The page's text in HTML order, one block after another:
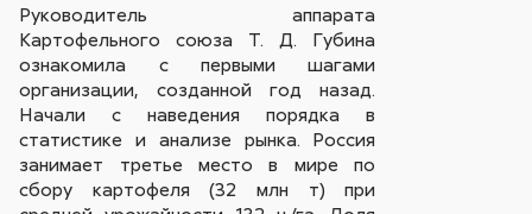
Руководитель аппарата
Картофельного союза Т. Д. Губина
ознакомила с первыми шагами
организации, созданной год назад.
Начали с наведения порядка в
статистике и анализе рынка. Россия
занимает третье место в мире по
сбору картофеля (32 млн т) при